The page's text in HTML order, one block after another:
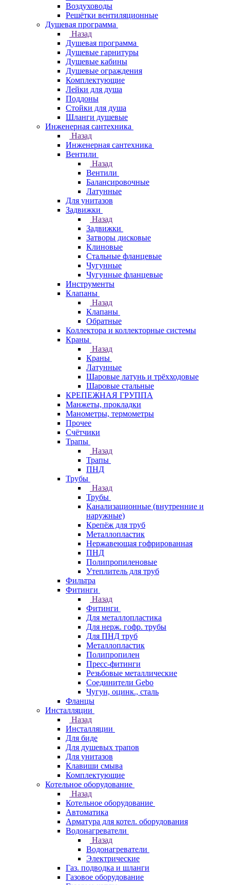
Воздуховоды
Решётки вентиляционные
Душевая программа
Назад
Душевая программа
Душевые гарнитуры
Душевые кабины
Душевые ограждения
Комплектующие
Лейки для душа
Поддоны
Стойки для душа
Шланги душевые
Инженерная сантехника
Назад
Инженерная сантехника
Вентили
Назад
Вентили
Балансировочные
Латунные
Для унитазов
Задвижки
Назад
Задвижки
Затворы дисковые
Клиновые
Стальные фланцевые
Чугунные
Чугунные фланцевые
Инструменты
Клапаны
Назад
Клапаны
Обратные
Коллектора и коллекторные системы
Краны
Назад
Краны
Латунные
Шаровые латунь и трёхходовые
Шаровые стальные
КРЕПЕЖНАЯ ГРУППА
Манжеты, прокладки
Манометры, термометры
Прочее
Счётчики
Трапы
Назад
Трапы
ПНД
Трубы
Назад
Трубы
Канализационные (внутренние и
наружные)
Крепёж для труб
Металлопластик
Нержавеющая гофрированная
ПНД
Полипропиленовые
Утеплитель для труб
Фильтра
Фитинги
Назад
Фитинги
Для металлопластика
Для нерж. гофр. трубы
Для ПНД труб
Металлопластик
Полипропилен
Пресс-фитинги
Резьбовые металлические
Соединители Gebo
Чугун, оцинк., сталь
Фланцы
Инсталляции
Назад
Инсталляции
Для биде
Для душевых трапов
Для унитазов
Клавиши смыва
Комплектующие
Котельное оборудование
Назад
Котельное оборудование
Автоматика
Арматура для котел. оборудования
Водонагреватели
Назад
Водонагреватели
Электрические
Газ. подводка и шланги
Газовое оборудование